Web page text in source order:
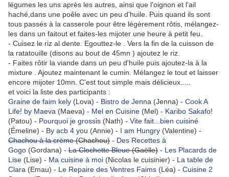
légumes les uns après les autres, ainsi que l'oignon et l'ail
haché,dans une poêle avec un peu d'huile. Puis quand ils sont
tous passés à la casserole pour être légèrement rôtis, mélangez-
les dans un faitout et faites-les mijoter une heure à petit feu.
- Cuisez le riz al dente. Egouttez-le . Vers la fin de la cuisson de
la ratatouille (disons au bout de 45mn ) ajoutez le riz.
- Faites rôtir la viande dans un peu d'huile puis ajoutez-la à la
mixture . Ajoutez maintenant le cumin. Mélangez le tout et laisser
encore mijoter 10mn. C'est tout simple mais délicieux.....
et voici la liste des participants :
Graine de faim kely (Lova) - Bistro de Jenna (Jenna) - Cook A
Life! by Maeva (Maeva) - Mel en Cuisine (Mel) - Karibo Sakafo!
(Patou) - Pourquoi je grossis (Nath) - Vite fait...bien cuisiné
(Émeline) - By acb 4 you (Annie) - I am Hungry (Valentine) -
Chachou à la crème(Chachou) - Des Recettes à
Gogo (Gordana) - La Clochette Bleue(Gaëlle) - Les Placards de
Lise (Lise) - Ma cuisine à moi (Nicolas le cuisinier) - La table de
Clara (Emau) - Le Repaire des Ventres Faims (Léa) - Cuisine 2